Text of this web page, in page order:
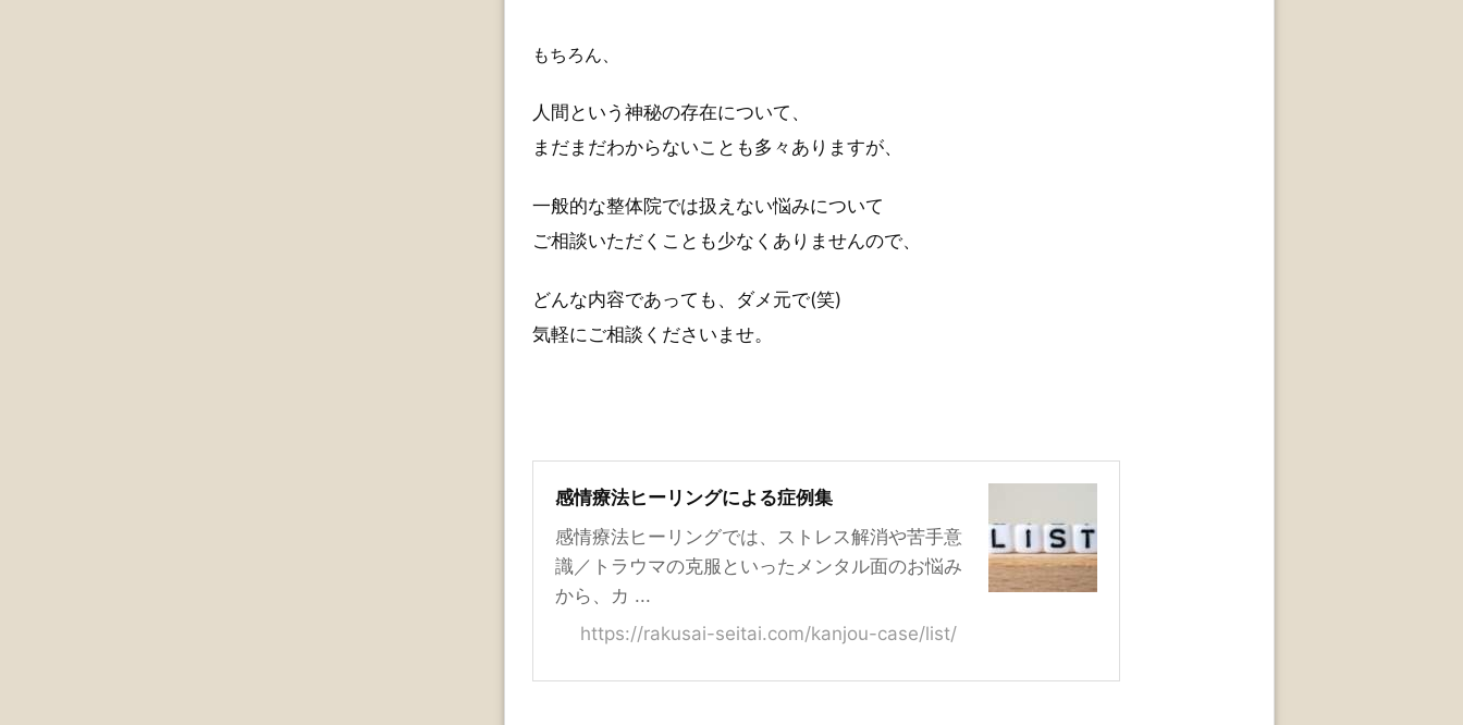
もちろん、
人間という神秘の存在について、
まだまだわからないことも多々ありますが、
一般的な整体院では扱えない悩みについて
ご相談いただくことも少なくありませんので、
どんな内容であっても、ダメ元で(笑)
気軽にご相談くださいませ。
感情療法ヒーリングによる症例集
感情療法ヒーリングでは、ストレス解消や苦手意
識／トラウマの克服といったメンタル面のお悩み
から、カ ...
https://rakusai-seitai.com/kanjou-case/list/